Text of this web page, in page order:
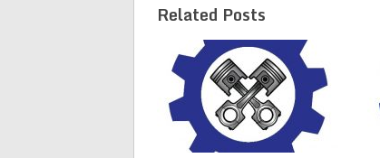
Related Posts